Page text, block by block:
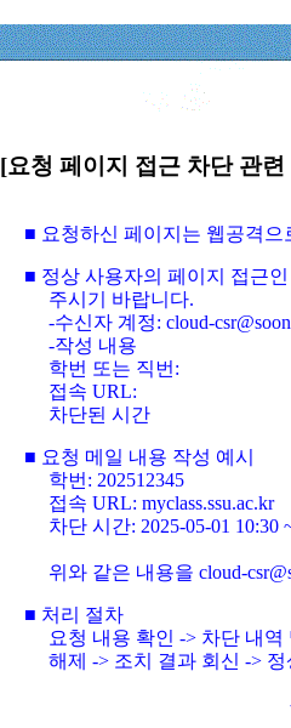
[요청 페이지 접근 차단 관
■ 요청하신 페이지는 웹공격
■ 정상 사용자의 페이지 접근
주시기 바랍니다.
-수신자 계정: cloud-
-작성 내용
학번 또는 직번:
접속 URL:
차단된 시간
■ 요청 메일 내용 작성 예시
학번: 202512345
접속 URL: myclass.ssu.ac.kr
차단 시간: 2025-05-01 10:30
위와 같은 내용을 cloud-
■ 처리 절차
요청 내용 확인 -> 차단 내
해제 -> 조치 결과 회신 ->